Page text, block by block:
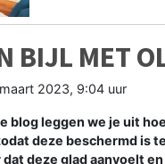
BIJL MET
2023, 9:04 uur
blog leggen we je uit
deze beschermd is
deze glad aanvoelt